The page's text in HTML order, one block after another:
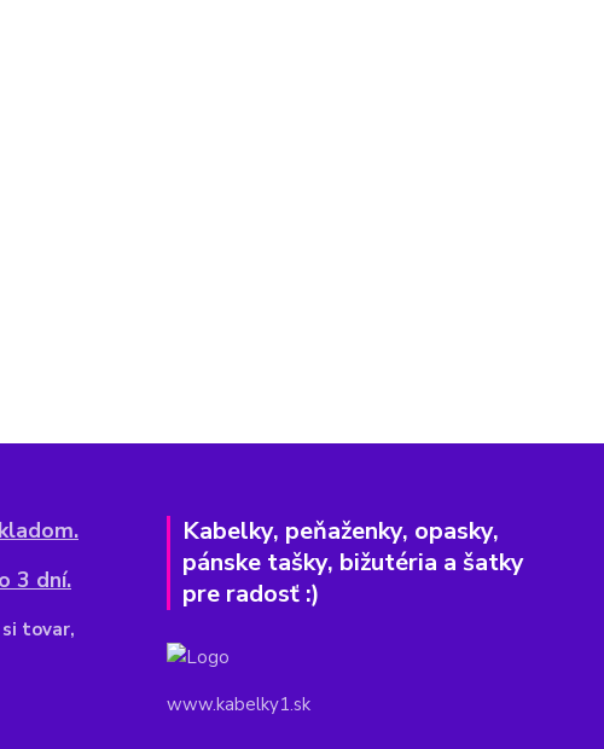
3 dní.
tovar,
Kabelky, peňaženky, opasky,
pánske tašky, bižutéria a šatky
pre radosť :)
www.kabelky1.sk